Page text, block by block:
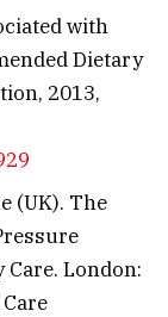
with
Dietary
2013,
(UK). The
London: